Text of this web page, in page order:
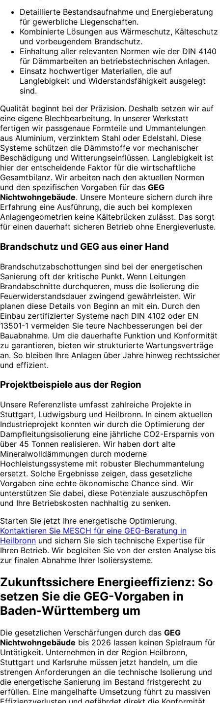
Detaillierte Bestandsaufnahme und Energieberatung
für gewerbliche Liegenschaften.
Kombinierte Lösungen aus Wärmeschutz, Kälteschutz
und vorbeugendem Brandschutz.
Einhaltung aller relevanten Normen wie der DIN 4140
für Dämmarbeiten an betriebstechnischen Anlagen.
Einsatz hochwertiger Materialien, die auf
Langlebigkeit und Widerstandsfähigkeit ausgelegt
sind.
Qualität beginnt bei der Präzision. Deshalb setzen wir auf
eine eigene Blechbearbeitung. In unserer Werkstatt
fertigen wir passgenaue Formteile und Ummantelungen
aus Aluminium, verzinktem Stahl oder Edelstahl. Diese
Systeme schützen die Dämmstoffe vor mechanischer
Beschädigung und Witterungseinflüssen. Langlebigkeit ist
hier der entscheidende Faktor für die wirtschaftliche
Gesamtbilanz. Wir arbeiten nach den aktuellen Normen
und den spezifischen Vorgaben für das GEG
Nichtwohngebäude. Unsere Monteure sichern durch ihre
Erfahrung eine Ausführung, die auch bei komplexen
Anlagengeometrien keine Kältebrücken zulässt. Das sorgt
für einen dauerhaft sicheren Betrieb ohne Energieverluste.
Brandschutz und GEG aus einer Hand
Brandschutzabschottungen sind bei der energetischen
Sanierung oft der kritische Punkt. Wenn Leitungen
Brandabschnitte durchqueren, muss die Isolierung die
Feuerwiderstandsdauer zwingend gewährleisten. Wir
planen diese Details von Beginn an mit ein. Durch den
Einbau zertifizierter Systeme nach DIN 4102 oder EN
13501-1 vermeiden Sie teure Nachbesserungen bei der
Bauabnahme. Um die dauerhafte Funktion und Konformität
zu garantieren, bieten wir strukturierte Wartungsverträge
an. So bleiben Ihre Anlagen über Jahre hinweg rechtssicher
und effizient.
Projektbeispiele aus der Region
Unsere Referenzliste umfasst zahlreiche Projekte in
Stuttgart, Ludwigsburg und Heilbronn. In einem aktuellen
Industrieprojekt konnten wir durch die Optimierung der
Dampfleitungsisolierung eine jährliche CO2-Ersparnis von
über 45 Tonnen realisieren. Wir haben dort alte
Mineralwolldämmungen durch moderne
Hochleistungssysteme mit robuster Blechummantelung
ersetzt. Solche Ergebnisse zeigen, dass gesetzliche
Vorgaben eine echte ökonomische Chance sind. Wir
unterstützen Sie dabei, diese Potenziale auszuschöpfen
und Ihre Betriebskosten nachhaltig zu senken.
Starten Sie jetzt Ihre energetische Optimierung.
Kontaktieren Sie MESCH für eine GEG-Beratung in
Heilbronn und sichern Sie sich technische Expertise für
Ihren Betrieb. Wir begleiten Sie von der ersten Analyse bis
zur finalen Abnahme Ihrer Isoliersysteme.
Zukunftssichere Energieeffizienz: So
setzen Sie die GEG-Vorgaben in
Baden-Württemberg um
Die gesetzlichen Verschärfungen durch das GEG
Nichtwohngebäude bis 2026 lassen keinen Spielraum für
Untätigkeit. Unternehmen in der Region Heilbronn,
Stuttgart und Karlsruhe müssen jetzt handeln, um die
strengen Anforderungen an die technische Isolierung und
die energetische Sanierung im Bestand fristgerecht zu
erfüllen. Eine mangelhafte Umsetzung führt zu massiven